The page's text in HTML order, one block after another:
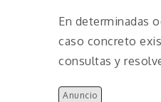
En determinadas
caso concreto
consultas y
Anuncio